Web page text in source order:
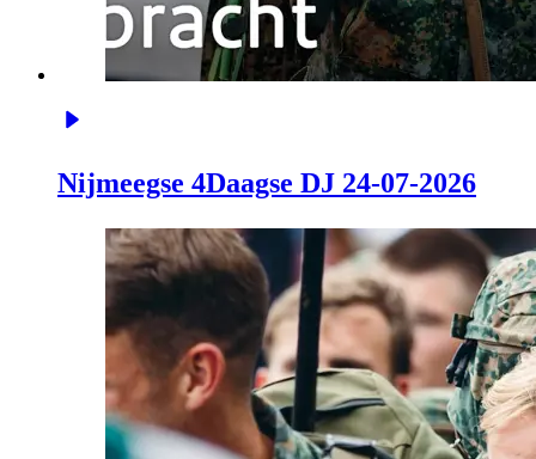
Nijmeegse 4Daagse DJ 24-07-2026